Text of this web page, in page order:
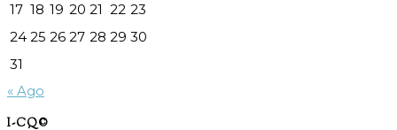
17 18 19 20 21 22 23
24 25 26 27 28 29 30
31
« Ago
I-CQ©